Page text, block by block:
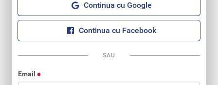
Continua cu Google
Continua cu Facebook
SAU
Email